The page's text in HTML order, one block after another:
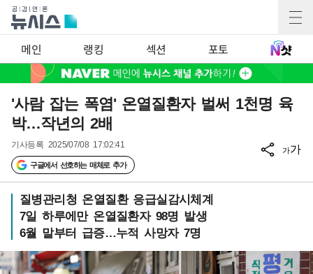
메인 랭킹 섹션 포토
'사람 잡는 폭염' 온열질환자 벌써 1천명 육
박…작년의 2배
기사등록 2025/07/08 17:02:41
구글에서 선호하는 매체로 추가
가가
질병관리청 온열질환 응급실감시체계
7일 하루에만 온열질환자 98명 발생
6월 말부터 급증…누적 사망자 7명